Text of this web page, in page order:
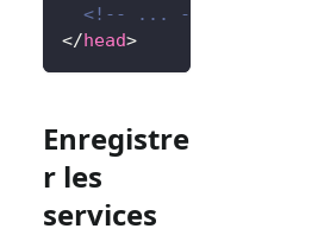
<!-- ... -->
</head>
Enregistre
r les
services